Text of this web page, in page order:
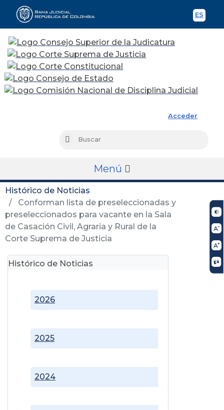
ES
Acceder
Buscar
Menú
Histórico de Noticias
Conforman lista de preseleccionadas y
preseleccionados para vacante en la Sala
de Casación Civil, Agraria y Rural de la
Corte Suprema de Justicia
Histórico de Noticias
2024
2025
2026